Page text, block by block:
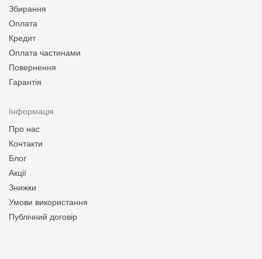
Збирання
Оплата
Кредит
Оплата частинами
Повернення
Гарантія
Інформація
Про нас
Контакти
Блог
Акції
Знижки
Умови використання
Публічний договір